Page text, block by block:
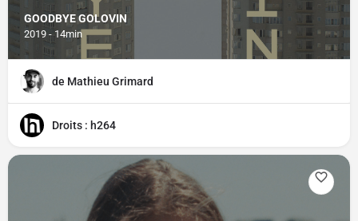
GOODBYE GOLOVIN
2019 - 14min
de Mathieu Grimard
Droits : h264